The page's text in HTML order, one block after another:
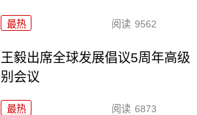
最热 阅读 9562
王毅出席全球发展倡议5周年高级
别会议
最热 阅读 6873